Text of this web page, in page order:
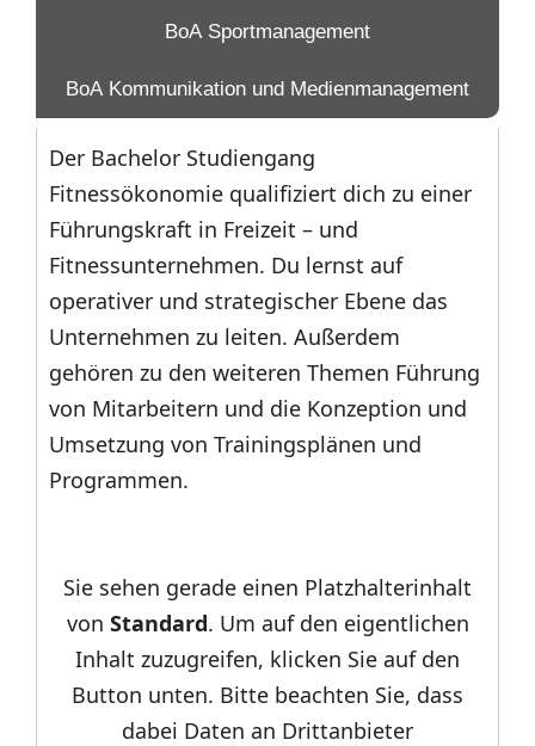
BoA Sportmanagement
BoA Kommunikation und Medienmanagement
Der Bachelor Studiengang
Fitnessökonomie qualifiziert dich zu einer
Führungskraft in Freizeit – und
Fitnessunternehmen. Du lernst auf
operativer und strategischer Ebene das
Unternehmen zu leiten. Außerdem
gehören zu den weiteren Themen Führung
von Mitarbeitern und die Konzeption und
Umsetzung von Trainingsplänen und
Programmen.
Sie sehen gerade einen Platzhalterinhalt
von Standard. Um auf den eigentlichen
Inhalt zuzugreifen, klicken Sie auf den
Button unten. Bitte beachten Sie, dass
dabei Daten an Drittanbieter